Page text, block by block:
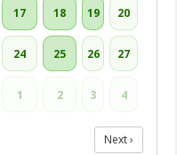
17 18 19 20
24 25 26 27
1 2 3 4
Next ›